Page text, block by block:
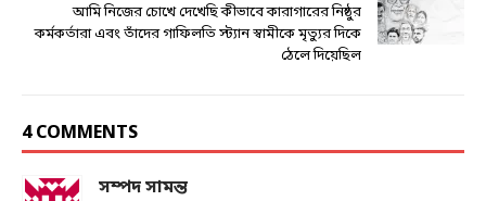
আমি নিজের চোখে দেখেছি কীভাবে কারাগারের নিষ্ঠুর
কর্মকর্তারা এবং তাঁদের গাফিলতি স্ট্যান স্বামীকে মৃত্যুর দিকে
ঠেলে দিয়েছিল
4 COMMENTS
সম্পদ সামন্ত